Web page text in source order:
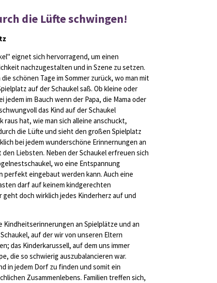
die Lüfte schwingen!
eignet sich hervorragend, um einen
nachzugestalten und in Szene zu setzen.
schönen Tage im Sommer zurück, wo man mit
auf der Schaukel saß. Ob kleine oder
im Bauch wenn der Papa, die Mama oder
das Kind auf der Schaukel
raus hat, wie man sich alleine anschuckt,
die Lüfte und sieht den großen Spielplatz
bei jedem wunderschöne Erinnernungen an
Liebsten. Neben der Schaukel erfreuen sich
wo eine Entspannung
perfekt eingebaut werden kann. Auch eine
darf auf keinem kindgerechten
doch wirklich jedes Kinderherz auf und
Kindheitserinnerungen an Spielplätze und an
auf der wir von unseren Eltern
das Kinderkarussell, auf dem uns immer
die so schwierig auszubalancieren war.
in jedem Dorf zu finden und somit ein
Zusammenlebens. Familien treffen sich,